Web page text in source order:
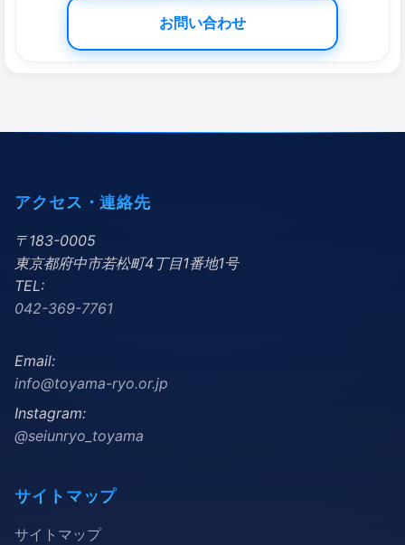
お問い合わせ
アクセス・連絡先
〒183-0005
東京都府中市若松町4丁目1番地1号
TEL:
042-369-7761
Email:
info@toyama-ryo.or.jp
Instagram:
@seiunryo_toyama
サイトマップ
サイトマップ